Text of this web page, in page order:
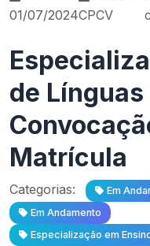
01/07/2024CPCV
de
Matrícula
Categorias: Em
Em Andamento
Especialização em